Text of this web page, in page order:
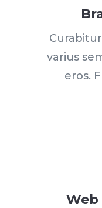
varius
eros.